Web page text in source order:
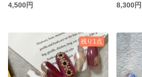
4,500円
8,300円
残り1点